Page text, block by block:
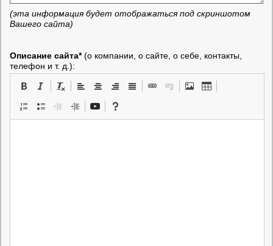
(эта информация будет отображаться под скриншотом
Вашего сайта)
Описание сайта*(о компании, о сайте, о себе, контакты,
телефон и т. д.):